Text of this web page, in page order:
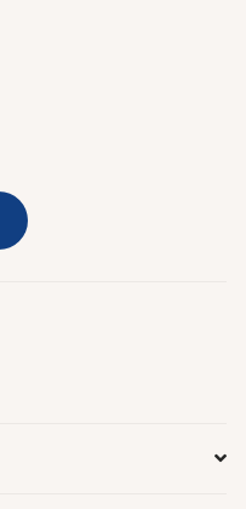
zł
wynosi:
zł.